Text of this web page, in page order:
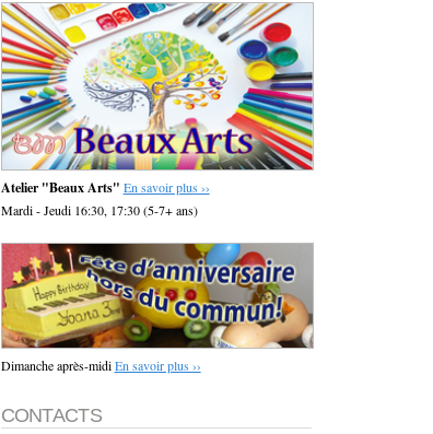
Atelier "Beaux Arts" En savoir plus ››
Mardi - Jeudi 16:30, 17:30 (5-7+ ans)
Dimanche après-midiEn savoir plus ››
CONTACTS